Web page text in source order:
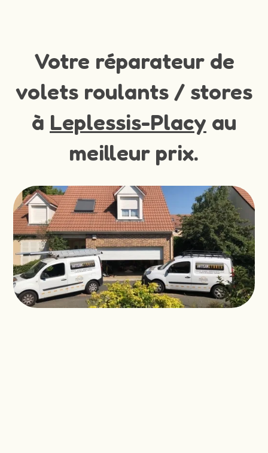
Votre réparateur de
volets roulants / stores
à Leplessis-Placy au
meilleur prix.